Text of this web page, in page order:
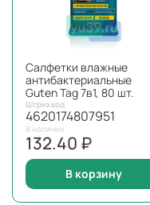
Салфетки влажные
антибактериальные
Guten Tag 7в1, 80 шт.
Штрихкод
4620174807951
В наличии
132.40 ₽
В корзину